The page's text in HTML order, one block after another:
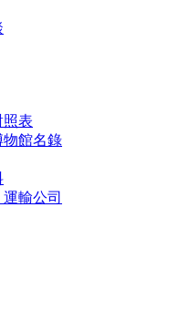
照表
物館名錄
輸公司